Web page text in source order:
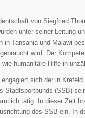
von Siegfried
unter seiner Leitung
in Tansania und Malawi
wird. Der
humanitäre Hilfe in
sich der in
Stadtsportbunds (SSB)
tätig. In dieser Zeit
des SSB ein. In